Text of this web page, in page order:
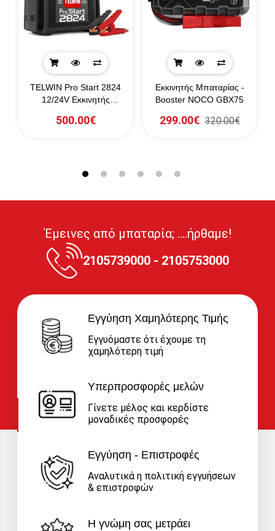
TELWIN Pro Start 2824
12/24V Εκκινητής
500.00€
Εκκινητής Μπαταρίας -
Booster NOCO GBX75
299.00€ 320.00€
Έμεινες από μπαταρία; ....ήρθαμε!
2105739000 - 2105753000
Εγγύηση Χαμηλότερης Τιμής
Εγγυόμαστε ότι έχουμε τη
χαμηλότερη τιμή
Υπερπροσφορές μελών
Γίνετε μέλος και κερδίστε
μοναδικές προσφορές
Εγγύηση - Επιστροφές
Αναλυτικά η πολιτική εγγυήσεων
& επιστροφών
Η γνώμη σας μετράει